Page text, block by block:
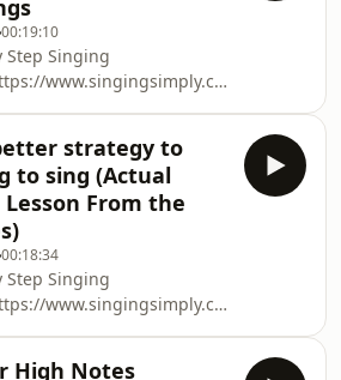
00:19:10
Step Singing
www.singingsimply.com/courses/
strategy to
to sing (Actual
From the
00:18:34
Step Singing
www.singingsimply.com/courses/
High Notes